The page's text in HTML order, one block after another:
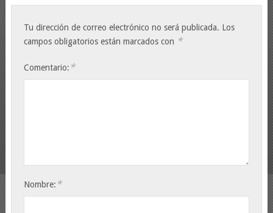
Tu dirección de correo electrónico no será publicada. Los
campos obligatorios están marcados con *
Comentario: *
Nombre: *